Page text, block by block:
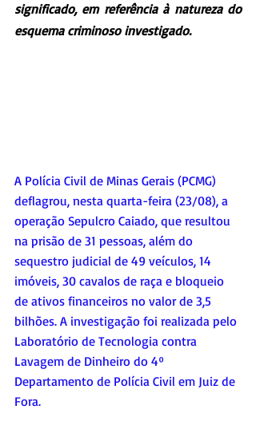
significado, em referência à natureza do
esquema criminoso investigado.
A Polícia Civil de Minas Gerais (PCMG)
deflagrou, nesta quarta-feira (23/08), a
operação Sepulcro Caiado, que resultou
na prisão de 31 pessoas, além do
sequestro judicial de 49 veículos, 14
imóveis, 30 cavalos de raça e bloqueio
de ativos financeiros no valor de 3,5
bilhões. A investigação foi realizada pelo
Laboratório de Tecnologia contra
Lavagem de Dinheiro do 4º
Departamento de Polícia Civil em Juiz de
Fora.